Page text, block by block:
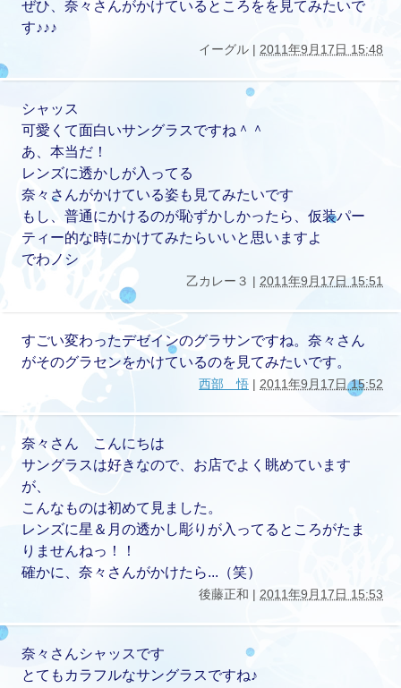
ぜひ、奈々さんがかけているところをを見てみたいで
す♪♪♪
イーグル | 2011年9月17日 15:48
シャッス
可愛くて面白いサングラスですね＾＾
あ、本当だ！
レンズに透かしが入ってる
奈々さんがかけている姿も見てみたいです
もし、普通にかけるのが恥ずかしかったら、仮装パー
ティー的な時にかけてみたらいいと思いますよ
でわノシ
乙カレー３ | 2011年9月17日 15:51
すごい変わったデゼインのグラサンですね。奈々さん
がそのグラセンをかけているのを見てみたいです。
西部 悟 | 2011年9月17日 15:52
奈々さん こんにちは
サングラスは好きなので、お店でよく眺めています
が、
こんなものは初めて見ました。
レンズに星＆月の透かし彫りが入ってるところがたま
りませんねっ！！
確かに、奈々さんがかけたら...（笑）
後藤正和 | 2011年9月17日 15:53
奈々さんシャッスです
とてもカラフルなサングラスですね♪